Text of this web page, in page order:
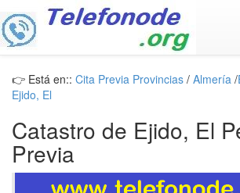
👉 Está en:: Cita Previa Provincias / Almería /
Ejido, El
Catastro de Ejido, El
Previa